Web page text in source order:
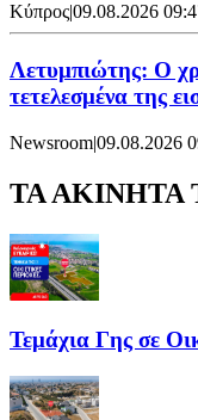
Κύπρος|09.08.2026
Λετυμπιώτης: Ο
τετελεσμένα της
Newsroom|09.08.2026
ΤΑ
Τεμάχια Γης σε